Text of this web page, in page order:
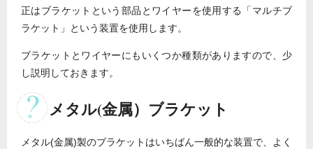
正はブラケットという部品とワイヤーを使用する「マルチブ
ラケット」という装置を使用します。
ブラケットとワイヤーにもいくつか種類がありますので、少
し説明しておきます。
メタル(金属）ブラケット
メタル(金属)製のブラケットはいちばん一般的な装置で、よく